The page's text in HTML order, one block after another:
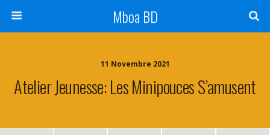
Mboa BD
11 Novembre 2021
Atelier Jeunesse: Les Minipouces S’amusent